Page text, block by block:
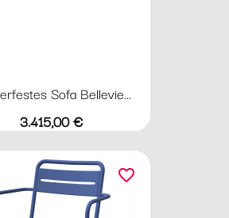
Sofa Bellevie...
Preis
3.415,00 €
favorite_border